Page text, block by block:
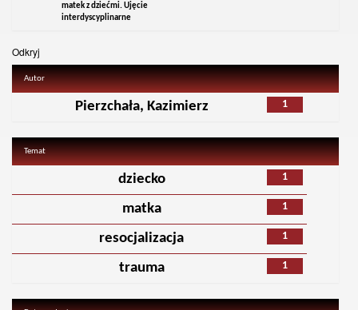
matek z dziećmi. Ujęcie
interdyscyplinarne
Odkryj
Autor
1
Pierzchała, Kazimierz
Temat
1
dziecko
1
matka
1
resocjalizacja
1
trauma